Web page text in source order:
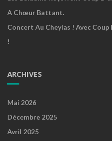
A Chœur Battant.
Concert Au Cheylas ! Avec
!
ARCHIVES
Mai 2026
Décembre 2025
Avril 2025